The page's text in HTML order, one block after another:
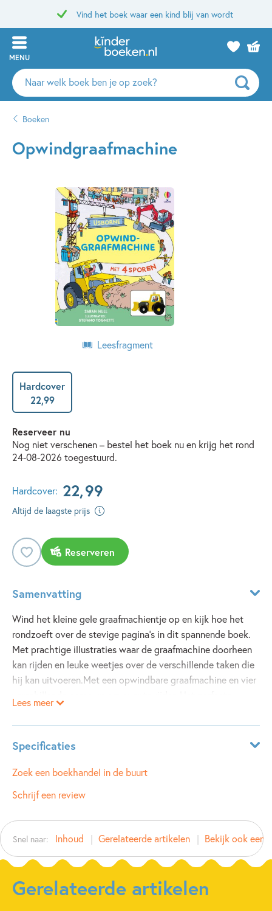
Vind het boek waar een kind blij van wordt
MENU
Zoeken
naar
auteurs
uitgevers
Boeken
Opwindgraafmachine
Leesfragment
Hardcover
22,99
Reserveer nu
Nog niet verschenen – bestel het boek nu en krijg het rond
24-08-2026 toegestuurd.
Hardcover: 22,99
Altijd de laagste prijs
Reserveren
Samenvatting
Wind het kleine gele graafmachientje op en kijk hoe het
rondzoeft over de stevige pagina’s in dit spannende boek.
Met prachtige illustraties waar de graafmachine doorheen
kan rijden en leuke weetjes over de verschillende taken die
hij kan uitvoeren.Met een opwindbare graafmachine en vier
cadeau voor kleine fans van grote machines.
Lees meer
Specificaties
ISBN: 9781836065395
NUR:
Auteur(s):
Prijs: 22
99
Aantal pagina's: 8
Uitgever:
Usborne Publishers
Verschijningsdatum:
24-08-2026
Zoek een boekhandel in de buurt
Schrijf een review
Snel naar: Inhoud Gerelateerde artikelen Bekijk ook eens
Gerelateerde artikelen